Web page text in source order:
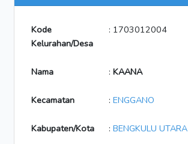
Kode
Kelurahan/Desa
: 1703012004
Nama : KAANA
Kecamatan : ENGGANO
Kabupaten/Kota : BENGKULU UTARA